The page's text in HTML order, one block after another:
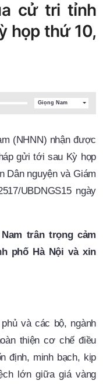
cử tri tỉnh
họp thứ 10,
Giọng Nam
(NHNN) nhận được
gửi tới sau Kỳ họp
Dân nguyện và Giám
UBDNGS15 ngày
trân trọng cảm
phố Hà Nội và xin
và các bộ, ngành
thiện cơ chế điều
định, minh bạch, kịp
lớn giữa giá vàng